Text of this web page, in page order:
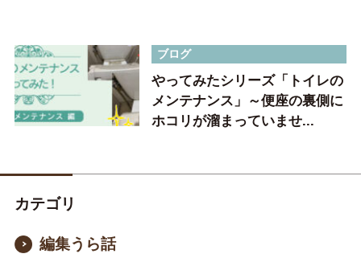
ブログ
やってみたシリーズ「トイレの
メンテナンス」～便座の裏側に
ホコリが溜まっていませ...
カテゴリ
編集うら話